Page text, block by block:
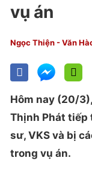
vụ án
Ngọc Thiện - Văn
Hôm nay (20/
Thịnh Phát tiếp
sư, VKS và bị
trong vụ án.